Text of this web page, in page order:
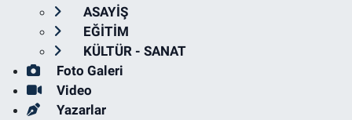
ASAYİŞ
EĞİTİM
KÜLTÜR - SANAT
Foto Galeri
Video
Yazarlar